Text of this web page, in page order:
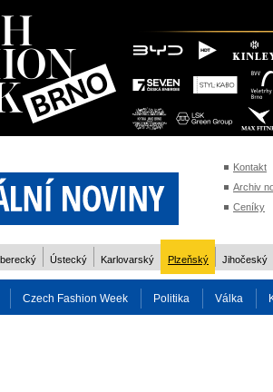
Kontakt
Archiv
Ceníky
Ústecký Karlovarský Plzeňský Jihočeský
Czech Fashion Week Politika Válka